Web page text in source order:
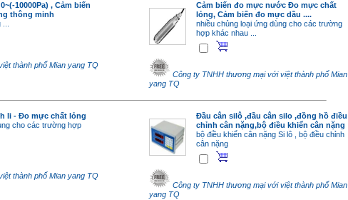
10000Pa) , Cảm biến
thông minh
thành phố Mian yang TQ
Cảm biến đo mực nước Đo mực chất
lỏng, Cảm biến đo mực dầu ....
nhiều chủng loại ứng dùng cho các trường
hợp khác nhau ...
Công ty TNHH thương mại với việt thành phố Mian
yang TQ
li - Đo mực chất lỏng
cho các trường hợp
thành phố Mian yang TQ
Đầu cân silô ,đầu cân silo ,đồng hồ điều
chỉnh cân nặng,bộ điều khiển cân nặng
bộ điều khiển cân nặng Si lô , bộ điều chỉnh
cân nặng
Công ty TNHH thương mại với việt thành phố Mian
yang TQ